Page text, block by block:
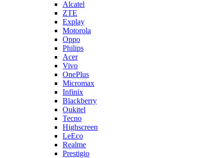
Alcatel
ZTE
Explay
Motorola
Oppo
Philips
Acer
Vivo
OnePlus
Micromax
Infinix
Blackberry
Oukitel
Tecno
Highscreen
LeEco
Realme
Prestigio